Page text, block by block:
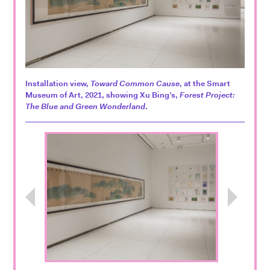
Installation view, Toward Common Cause, at the Smart
Museum of Art, 2021, showing Xu Bing’s,Forest Project:
The Blue and Green Wonderland.
Previous Next